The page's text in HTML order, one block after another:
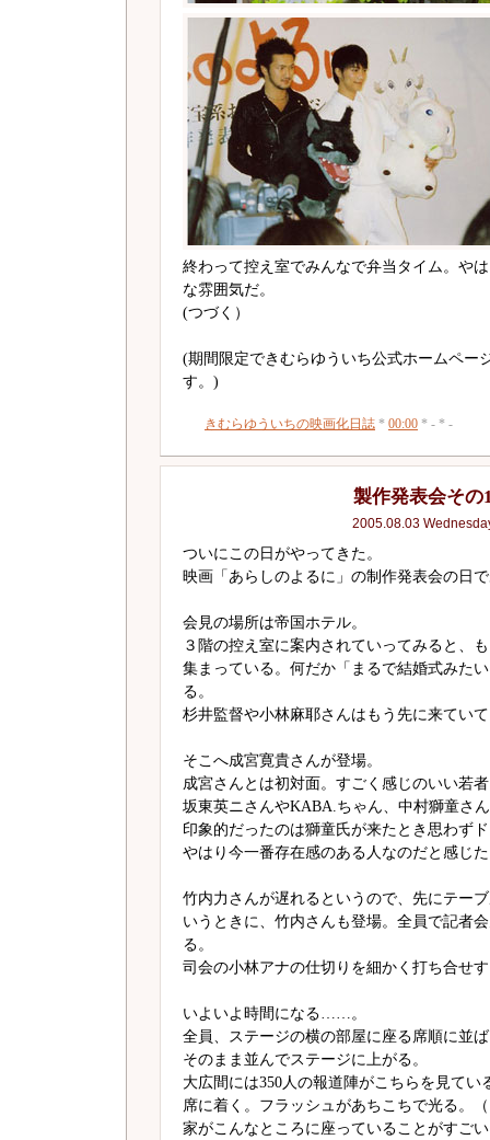
終わって控え室でみんなで弁当タイム。や
な雰囲気だ。
(つづく）
(期間限定できむらゆういち公式ホームペー
す。)
きむらゆういちの映画化日誌 * 00:00 * - * -
製作発表会その
2005.08.03
ついにこの日がやってきた。
映画「あらしのよるに」の制作発表会の
会見の場所は帝国ホテル。
３階の控え室に案内されていってみると、
集まっている。何だか「まるで結婚式みた
る。
杉井監督や小林麻耶さんはもう先に来てい
そこへ成宮寛貴さんが登場。
成宮さんとは初対面。すごく感じのいい若
坂東英ニさんやKABA.ちゃん、中村獅童さ
印象的だったのは獅童氏が来たとき思わず
やはり今一番存在感のある人なのだと感じ
竹内力さんが遅れるというので、先にテー
いうときに、竹内さんも登場。全員で記者
る。
司会の小林アナの仕切りを細かく打ち合せ
いよいよ時間になる……。
全員、ステージの横の部屋に座る席順に並
そのまま並んでステージに上がる。
大広間には350人の報道陣がこちらを見てい
席に着く。フラッシュがあちこちで光る。
家がこんなところに座っていることがすご